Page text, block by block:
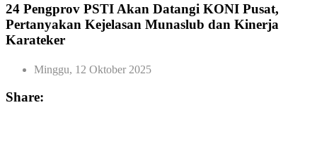
24 Pengprov PSTI Akan Datangi KONI Pusat,
Pertanyakan Kejelasan Munaslub dan Kinerja
Karateker
Minggu, 12 Oktober 2025
Share: